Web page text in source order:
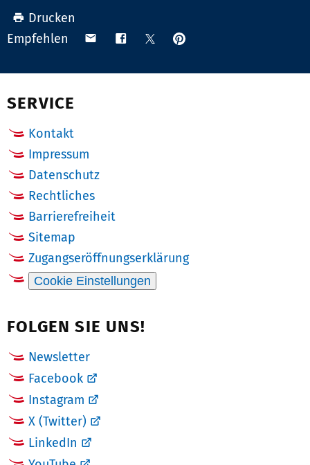
Drucken
Empfehlen
Teilen Teilen TeilenAnpinnen
SERVICE
Kontakt
Impressum
Datenschutz
Rechtliches
Barrierefreiheit
Sitemap
Zugangseröffnungserklärung
Cookie Einstellungen
FOLGEN SIE UNS!
Newsletter
Facebook
Instagram
X (Twitter)
LinkedIn